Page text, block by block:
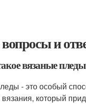
и
вязаные пледы
- это особый
который